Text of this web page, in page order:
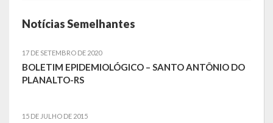
Prestação de Contas
Leis Orçamentárias
Leis e Decretos
Notícias Semelhantes
17 DE SETEMBRO DE 2020
BOLETIM EPIDEMIOLÓGICO – SANTO ANTÔNIO DO
PLANALTO-RS
15 DE JULHO DE 2015